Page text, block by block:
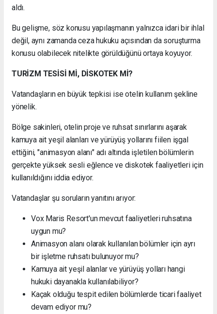
aldı.
Bu gelişme, söz konusu yapılaşmanın yalnızca idari bir ihlal
değil, aynı zamanda ceza hukuku açısından da soruşturma
konusu olabilecek nitelikte görüldüğünü ortaya koyuyor.
TURİZM TESİSİ Mİ, DİSKOTEK Mİ?
Vatandaşların en büyük tepkisi ise otelin kullanım şekline
yönelik.
Bölge sakinleri, otelin proje ve ruhsat sınırlarını aşarak
kamuya ait yeşil alanları ve yürüyüş yollarını fiilen işgal
ettiğini, "animasyon alanı" adı altında işletilen bölümlerin
gerçekte yüksek sesli eğlence ve diskotek faaliyetleri için
kullanıldığını iddia ediyor.
Vatandaşlar şu soruların yanıtını arıyor:
Vox Maris Resort'un mevcut faaliyetleri ruhsatına
uygun mu?
Animasyon alanı olarak kullanılan bölümler için ayrı
bir işletme ruhsatı bulunuyor mu?
Kamuya ait yeşil alanlar ve yürüyüş yolları hangi
hukuki dayanakla kullanılabiliyor?
Kaçak olduğu tespit edilen bölümlerde ticari faaliyet
devam ediyor mu?